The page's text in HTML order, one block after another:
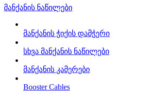
მანქანის ნაწილები
მანქანის ჭიქის დამჭერი
სხვა მანქანის ნაწილები
მანქანის კამერები
Booster Cables